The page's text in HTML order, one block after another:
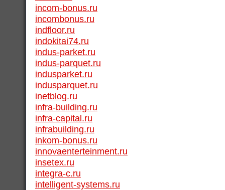
incom-bonus.ru
incombonus.ru
indfloor.ru
indokitai74.ru
indus-parket.ru
indus-parquet.ru
indusparket.ru
indusparquet.ru
inetblog.ru
infra-building.ru
infra-capital.ru
infrabuilding.ru
inkom-bonus.ru
innovaenterteinment.ru
insetex.ru
integra-c.ru
intelligent-systems.ru